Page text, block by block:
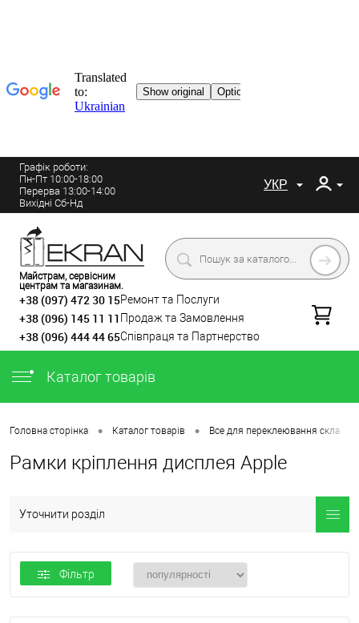
Графік роботи:
Пн-Пт 10:00-18:00
Перерва 13:00-14:00
Вихідні Сб-Нд
УКР
Майстрам, сервісним
центрам та магазинам.
+38 (097) 472 30 15Ремонт та Послуги
+38 (096) 145 11 11 Продаж та Замовлення
+38 (096) 444 44 65Співпраця та Партнерство
Каталог товарів
Головна сторінка • Каталог товарів • Все для переклеювання скла
Рамки кріплення дисплея Apple
Уточнити розділ
Фільтр